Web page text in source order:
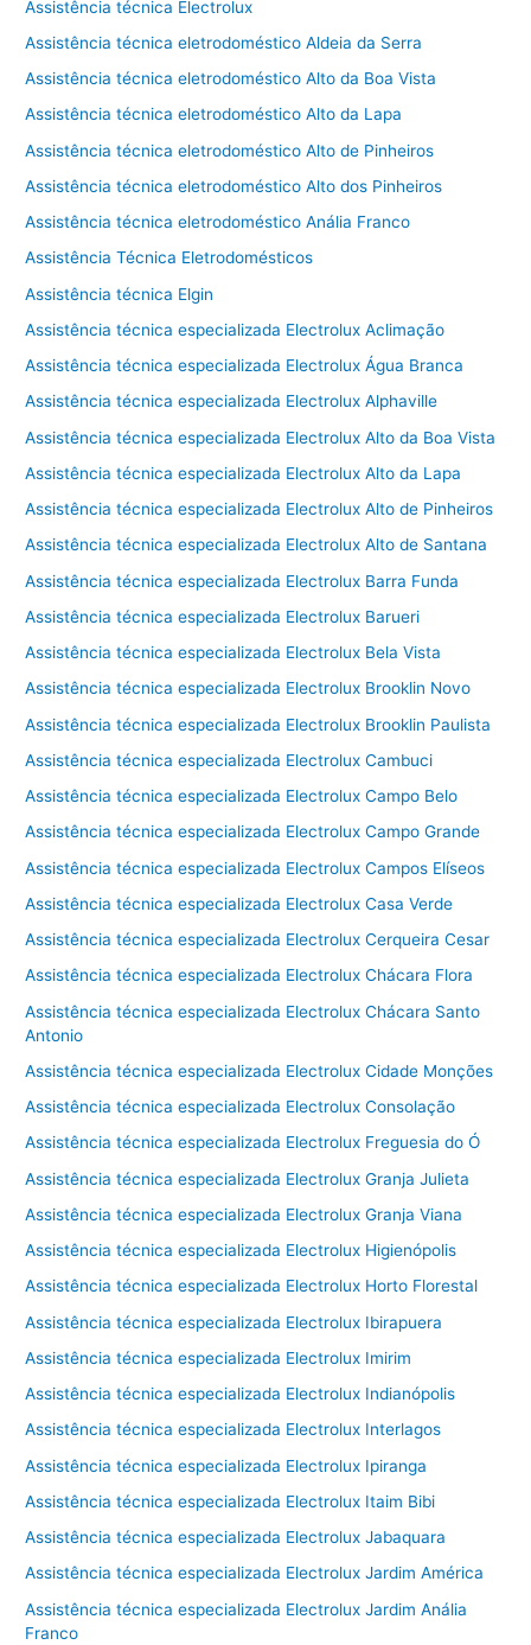
Assistência técnica Electrolux
Assistência técnica eletrodoméstico Aldeia da Serra
Assistência técnica eletrodoméstico Alto da Boa Vista
Assistência técnica eletrodoméstico Alto da Lapa
Assistência técnica eletrodoméstico Alto de Pinheiros
Assistência técnica eletrodoméstico Alto dos Pinheiros
Assistência técnica eletrodoméstico Anália Franco
Assistência Técnica Eletrodomésticos
Assistência técnica Elgin
Assistência técnica especializada Electrolux Aclimação
Assistência técnica especializada Electrolux Água Branca
Assistência técnica especializada Electrolux Alphaville
Assistência técnica especializada Electrolux Alto da Boa Vista
Assistência técnica especializada Electrolux Alto da Lapa
Assistência técnica especializada Electrolux Alto de Pinheiros
Assistência técnica especializada Electrolux Alto de Santana
Assistência técnica especializada Electrolux Barra Funda
Assistência técnica especializada Electrolux Barueri
Assistência técnica especializada Electrolux Bela Vista
Assistência técnica especializada Electrolux Brooklin Novo
Assistência técnica especializada Electrolux Brooklin Paulista
Assistência técnica especializada Electrolux Cambuci
Assistência técnica especializada Electrolux Campo Belo
Assistência técnica especializada Electrolux Campo Grande
Assistência técnica especializada Electrolux Campos Elíseos
Assistência técnica especializada Electrolux Casa Verde
Assistência técnica especializada Electrolux Cerqueira Cesar
Assistência técnica especializada Electrolux Chácara Flora
Assistência técnica especializada Electrolux Chácara Santo
Antonio
Assistência técnica especializada Electrolux Cidade Monções
Assistência técnica especializada Electrolux Consolação
Assistência técnica especializada Electrolux Freguesia do Ó
Assistência técnica especializada Electrolux Granja Julieta
Assistência técnica especializada Electrolux Granja Viana
Assistência técnica especializada Electrolux Higienópolis
Assistência técnica especializada Electrolux Horto Florestal
Assistência técnica especializada Electrolux Ibirapuera
Assistência técnica especializada Electrolux Imirim
Assistência técnica especializada Electrolux Indianópolis
Assistência técnica especializada Electrolux Interlagos
Assistência técnica especializada Electrolux Ipiranga
Assistência técnica especializada Electrolux Itaim Bibi
Assistência técnica especializada Electrolux Jabaquara
Assistência técnica especializada Electrolux Jardim América
Assistência técnica especializada Electrolux Jardim Anália
Franco